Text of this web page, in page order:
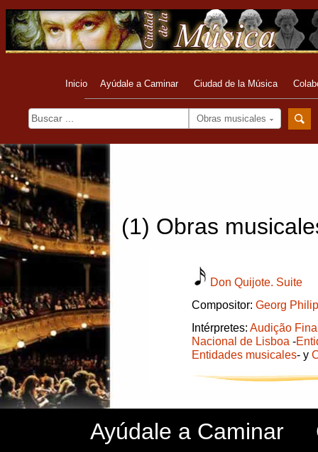
Inicio Ayúdale a Caminar Ciudad de la Música
Obras musicales
(1) Obras
Don Quijote. Suite
Compositor: Georg
Intérpretes: Audição
Nacional de Lisboa -
Entidades musicales- y
Ayúdale a Caminar